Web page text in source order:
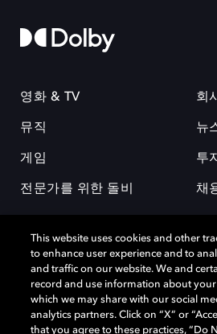
영화 & TV
뮤직
게임
전문가를 위한 돌비
회
뉴
투
채
돌비(Dolby)와 double-D 심볼은 미국 및 기타
(Dolby Laboratories, Inc.)의 등록 및 미등록
This website uses cookies and other
to enhance user experience and to
and traffic on our website. We and
record and use information about
which we may share with our social
analytics partners. Click on “X” or
that you agree to these practices, “Do